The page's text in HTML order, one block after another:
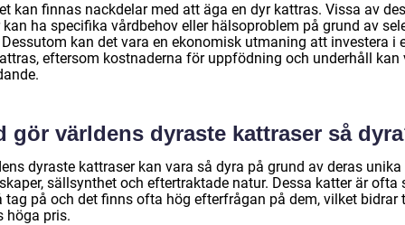
kan finnas nackdelar med att äga en dyr kattras. Vissa av
kan ha specifika vårdbehov eller hälsoproblem på grund av
kan det vara en ekonomisk utmaning att investera i
eftersom kostnaderna för uppfödning och underhåll kan
gör världens dyraste kattraser så
dyraste kattraser kan vara så dyra på grund av deras unika
sällsynthet och eftertraktade natur. Dessa katter är ofta
tag på och det finns ofta hög efterfrågan på dem, vilket bidrar
höga pris.